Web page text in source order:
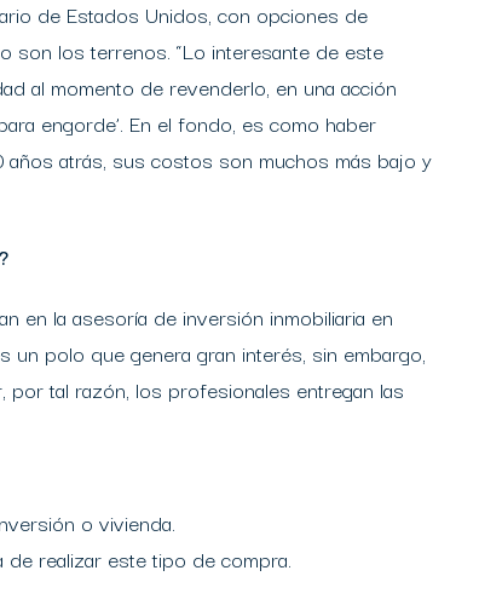
de Estados Unidos, con opciones de
son los terrenos. “Lo interesante de este
al momento de revenderlo, en una acción
engorde’. En el fondo, es como haber
atrás, sus costos son muchos más bajo y
en la asesoría de inversión inmobiliaria en
un polo que genera gran interés, sin embargo,
tal razón, los profesionales entregan las
o vivienda.
realizar este tipo de compra.